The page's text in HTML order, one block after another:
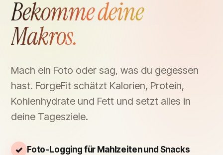
Bekomme deine
Makros.
Mach ein Foto oder sag, was du gegessen
hast. ForgeFit schätzt Kalorien, Protein,
Kohlenhydrate und Fett und setzt alles in
deine Tagesziele.
Foto-Logging für Mahlzeiten und Snacks